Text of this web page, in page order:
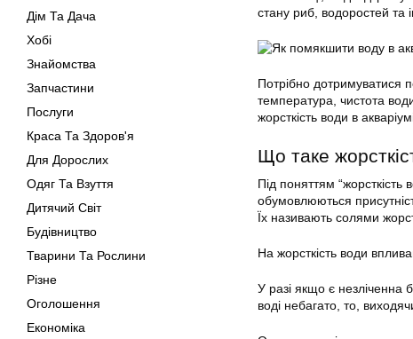
Дім Та Дача
Хобі
Знайомства
Запчастини
Послуги
Краса Та Здоров'я
Для Дорослих
Одяг Та Взуття
Дитячий Світ
Будівництво
Тварини Та Рослини
Різне
Оголошення
Економіка
стану риб, водоростей та
Потрібно дотримуватися
температура, чистота
жорсткість води в
Що таке
Під поняттям “жорсткість
обумовлюються
Їх називають солями
На жорсткість води
У разі якщо є незліченна
воді небагато, то,